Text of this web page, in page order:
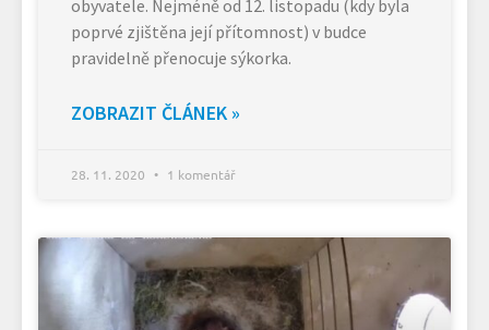
obyvatele. Nejméně od 12. listopadu (kdy byla
poprvé zjištěna její přítomnost) v budce
pravidelně přenocuje sýkorka.
ZOBRAZIT ČLÁNEK »
28. 11. 2020 1 komentář